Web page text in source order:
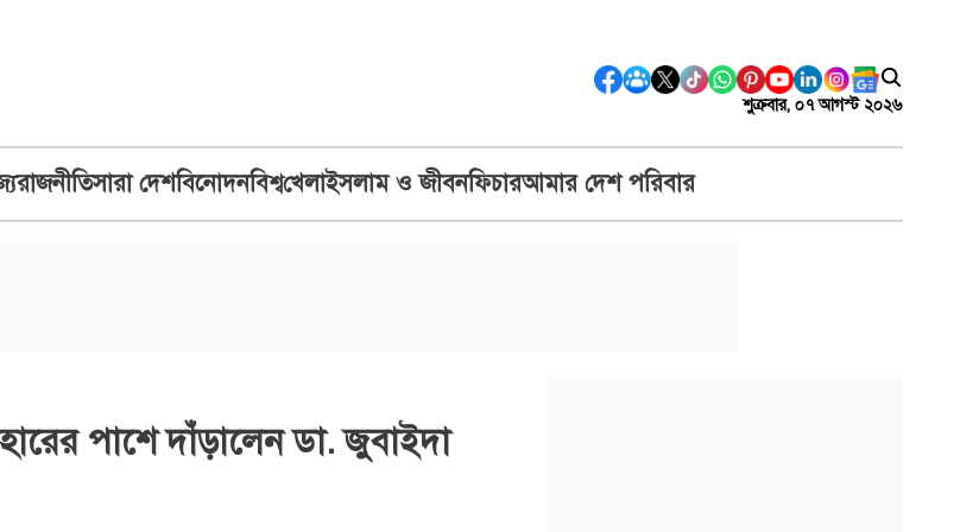
শুক্রবার, ০৭ আগস্ট ২০২৬
রাজনীতিসারা দেশবিনোদনবিশ্বখেলাইসলাম ও জীবনফিচারআমার দেশ পরিবার
পাশে দাঁড়ালেন ডা. জুবাইদা